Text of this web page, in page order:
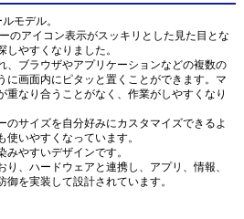
モデル。
のアイコン表示がスッキリとした見た目とな
やすくなりました。
、ブラウザやアプリケーションなどの複数の
に画面内にピタッと置くことができます。マ
重なり合うことがなく、作業がしやすくなり
のサイズを自分好みにカスタマイズできるよ
いやすくなっています。
やすいデザインです。
、ハードウェアと連携し、アプリ、情報、
を実装して設計されています。